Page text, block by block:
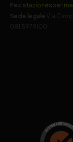
Pec
Sede legale
Via
081 5979100